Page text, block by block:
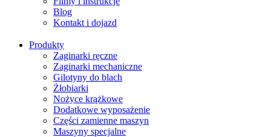
Śruba rzymska M20 długa
Śruba rzymska M20 krótka
Tarcza kątomierza
Blog
Kontakt i dojazd
Produkty
Zaginarki ręczne
Zaginarki mechaniczne
Gilotyny do blach
Żłobiarki
Nożyce krążkowe
Dodatkowe wyposażenie
Części zamienne maszyn
Maszyny specjalne